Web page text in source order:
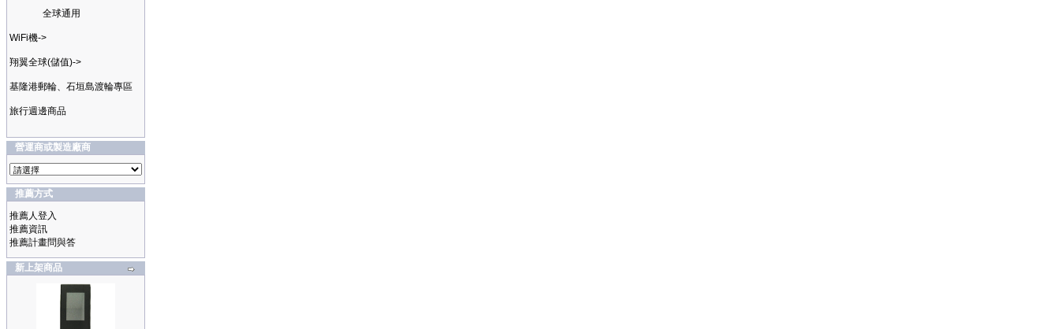
全球通用
WiFi機->
翔翼全球(儲值)->
基隆港郵輪、石垣島渡輪專區
旅行週邊商品
營運商或製造廠商
推薦方式
推薦人登入
推薦資訊
推薦計畫問與答
新上架商品